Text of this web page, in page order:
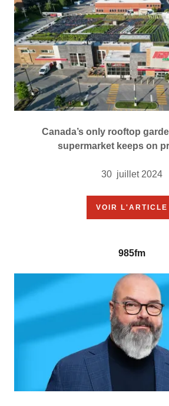
Canada’s only rooftop
supermarket keeps on
30 juillet 2024
VOIR L'ARTICLE
985fm